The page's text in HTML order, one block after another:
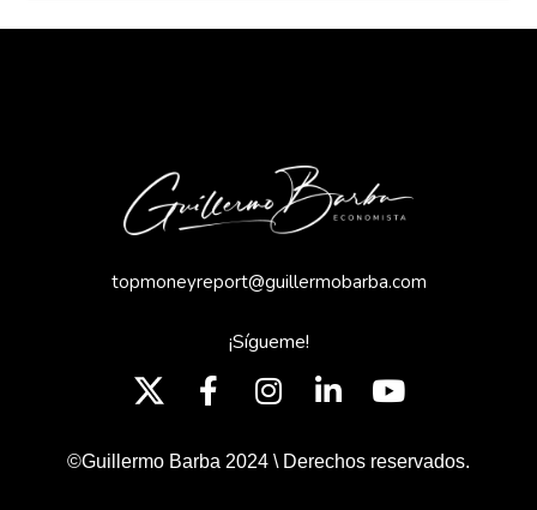
topmoneyreport@guillermobarba.com
¡Sígueme!
©Guillermo Barba 2024 \ Derechos reservados.